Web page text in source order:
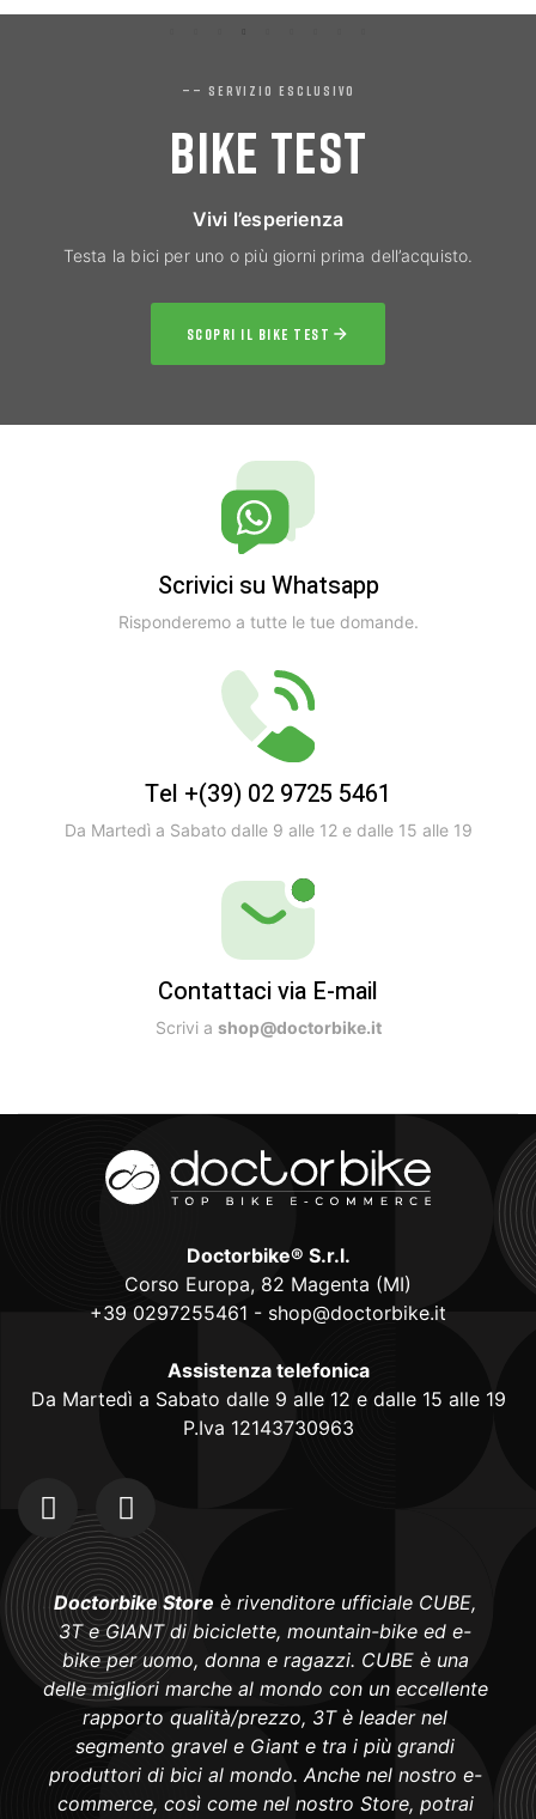
—— SERVIZIO ESCLUSIVO
BIKE TEST
Vivi l’esperienza
Testa la bici per uno o più giorni prima dell’acquisto.
SCOPRI IL BIKE TEST
Scrivici su Whatsapp
Risponderemo a tutte le tue domande.
Tel +(39) 02 9725 5461
Da Martedì a Sabato dalle 9 alle 12 e dalle 15 alle 19
Contattaci via E-mail
Scrivi a shop@doctorbike.it
Doctorbike® S.r.l.
Corso Europa, 82 Magenta (MI)
+39 0297255461 - shop@doctorbike.it
Assistenza telefonica
Da Martedì a Sabato dalle 9 alle 12 e dalle 15 alle 19
P.Iva 12143730963
Doctorbike Store è rivenditore ufficiale CUBE,
3T e GIANT di biciclette, mountain-bike ed e-
bike per uomo, donna e ragazzi. CUBE è una
delle migliori marche al mondo con un eccellente
rapporto qualità/prezzo, 3T è leader nel
segmento gravel e Giant e tra i più grandi
produttori di bici al mondo. Anche nel nostro e-
commerce, così come nel nostro Store, potrai